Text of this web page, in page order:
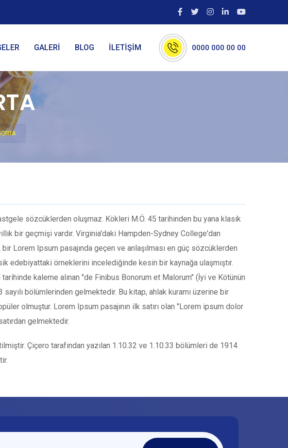
GALERİ BLOG İLETİŞİM 0000 000 00 00
sözcüklerden oluşmaz. Kökleri M.Ö. 45 tarihinden bu yana klasik
bir geçmişi vardır. Virginia'daki Hampden-Sydney College'dan
Lorem Ipsum pasajında geçen ve anlaşılması en güç sözcüklerden
edebiyattaki örneklerini incelediğinde kesin bir kaynağa ulaşmıştır.
kaleme alınan "de Finibus Bonorum et Malorum" (İyi ve Kötünün
sayılı bölümlerinden gelmektedir. Bu kitap, ahlak kuramı üzerine bir
olmuştur. Lorem Ipsum pasajının ilk satırı olan "Lorem ipsum dolor
gelmektedir.
Çiçero tarafından yazılan 1.10.32 ve 1.10.33 bölümleri de 1914